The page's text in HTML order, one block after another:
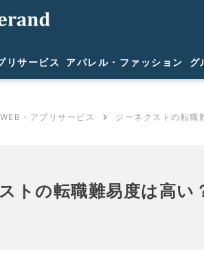
リサービス アパレル・ファッション グ
WEB・アプリサービス ジーネクストの転職
トの転職難易度は高